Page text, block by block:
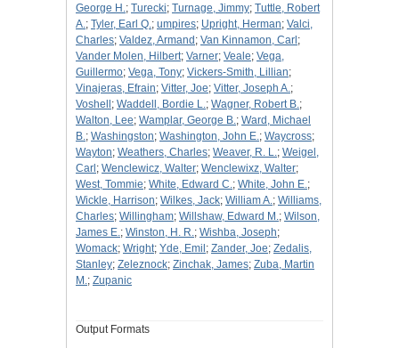
George H.; Turecki; Turnage, Jimmy; Tuttle, Robert
A.; Tyler, Earl Q.; umpires; Upright, Herman; Valci,
Charles; Valdez, Armand ; Van Kinnamon, Carl ;
Vander Molen, Hilbert; Varner; Veale; Vega,
Guillermo; Vega, Tony; Vickers-Smith, Lillian;
Vinajeras, Efrain; Vitter, Joe; Vitter, Joseph A.;
Voshell ; Waddell, Bordie L.; Wagner, Robert B.;
Walton, Lee; Wamplar, George B.; Ward, Michael
B.; Washingston; Washington, John E.; Waycross;
Wayton; Weathers, Charles; Weaver, R. L.; Weigel,
Carl ; Wenclewicz, Walter; Wenclewixz, Walter;
West, Tommie; White, Edward C.; White, John E.;
Wickle, Harrison; Wilkes, Jack; William A.; Williams,
Charles; Willingham; Willshaw, Edward M.; Wilson,
James E.; Winston, H. R.; Wishba, Joseph;
Womack; Wright; Yde, Emil ; Zander, Joe; Zedalis,
Stanley; Zeleznock; Zinchak, James; Zuba, Martin
M.; Zupanic
Output Formats